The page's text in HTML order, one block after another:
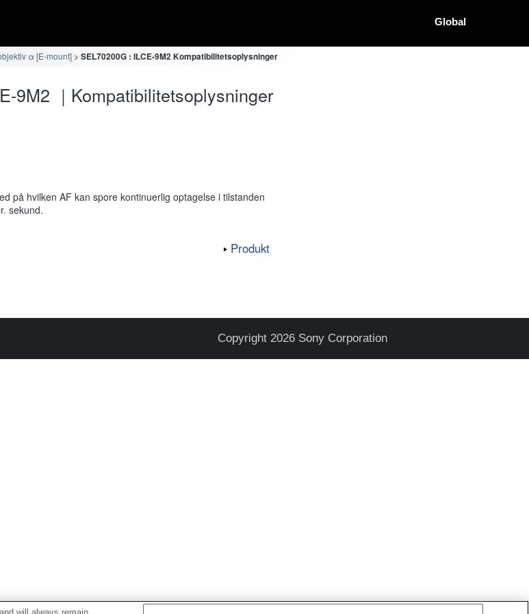
Global
α [E-mount] SEL70200G : ILCE-9M2 Kompatibilitetsoplysninger
9M2 ｜Kompatibilitetsoplysninger
på hvilken AF kan spore kontinuerlig optagelse i tilstanden
sekund.
Produkt
Copyright 2026 Sony Corporation